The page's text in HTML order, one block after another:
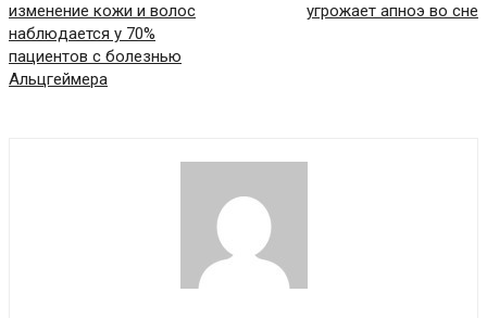
изменение кожи и волос
наблюдается у 70%
пациентов с болезнью
Альцгеймера
угрожает апноэ во сне